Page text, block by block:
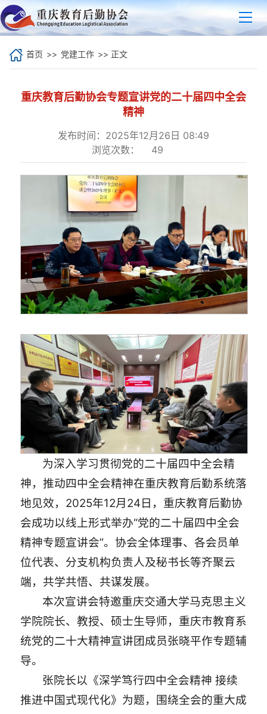
首页 >> 党建工作 >> 正文
重庆教育后勤协会专题宣讲党的二十届四中全会
精神
发布时间：2025年12月26日 08:49
浏览次数：
49
为深入学习贯彻党的二十届四中全会精
神，推动四中全会精神在重庆教育后勤系统落
地见效，2025年12月24日，重庆教育后勤协
会成功以线上形式举办“党的二十届四中全会
精神专题宣讲会”。协会全体理事、各会员单
位代表、分支机构负责人及秘书长等齐聚云
端，共学共悟、共谋发展。
本次宣讲会特邀重庆交通大学马克思主义
学院院长、教授、硕士生导师，重庆市教育系
统党的二十大精神宣讲团成员张晓平作专题辅
导。
张院长以《深学笃行四中全会精神 接续
推进中国式现代化》为题，围绕全会的重大成